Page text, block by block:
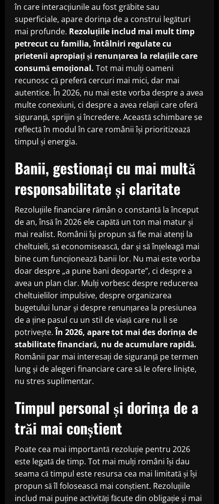
în care interacțiunile au fost grăbite sau
superficiale, apare dorința de a construi legături
mai profunde. Rezoluțiile includ mai mult timp
petrecut cu familia, întâlniri regulate cu
prietenii apropiați și renunțarea la relațiile care
consumă emoțional. Tot mai mulți oameni
recunosc că preferă cercuri mai mici, dar mai
autentice. În 2026, nu mai este vorba despre a avea
multe conexiuni, ci despre a avea relații care oferă
siguranță, sprijin și încredere. Această schimbare se
reflectă în modul în care românii își prioritizează
timpul și energia.
Banii, gestionați cu mai multă
responsabilitate și claritate
Rezoluțiile financiare rămân o constantă la început
de an, însă în 2026 ele capătă un ton mai matur și
mai realist. Românii își propun să fie mai atenți la
cheltuieli, să economisească, dar și să înțeleagă mai
bine cum funcționează banii lor. Nu mai este vorba
doar despre „a pune bani deoparte”, ci despre a
avea un plan clar. Mulți vorbesc despre reducerea
cheltuielilor impulsive, despre organizarea
bugetului lunar și despre renunțarea la presiunea
de a ține pasul cu un stil de viață care nu li se
potrivește.În 2026, apare tot mai des dorința de
stabilitate financiară, nu de acumulare rapidă.
Românii par mai interesați de siguranță pe termen
lung și de alegeri financiare care să le ofere liniște,
nu stres suplimentar.
Timpul personal și dorința de a
trăi mai conștient
Poate cea mai importantă rezoluție pentru 2026
este legată de timp. Tot mai mulți români își dau
seama că timpul este resursa cea mai limitată și își
propun să îl folosească mai conștient. Rezoluțiile
includ mai puține activități făcute din obligație și mai